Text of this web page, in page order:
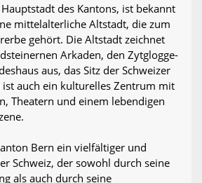
des Kantons, ist bekannt
mittelalterliche Altstadt, die zum
gehört. Die Altstadt zeichnet
Arkaden, den Zytglogge-
aus, das Sitz der Schweizer
ist auch ein kulturelles Zentrum mit
Theatern und einem lebendigen
Bern ein vielfältiger und
Schweiz, der sowohl durch seine
als auch durch seine